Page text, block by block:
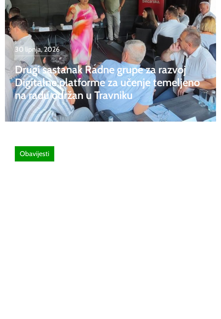
30 lipnja, 2026
Drugi sastanak Radne grupe za razvoj
Digitalne platforme za učenje temeljeno
na radu održan u Travniku
Obavijesti